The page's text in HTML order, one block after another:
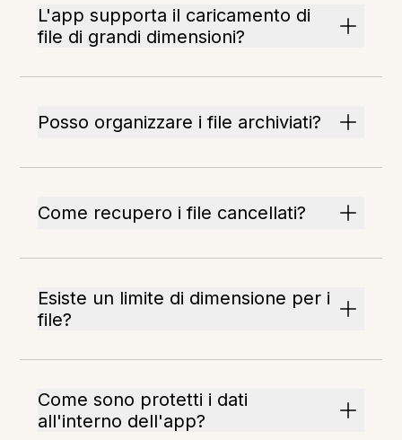
L'app supporta il caricamento di
file di grandi dimensioni?
Posso organizzare i file archiviati?
Come recupero i file cancellati?
Esiste un limite di dimensione per i
file?
Come sono protetti i dati
all'interno dell'app?